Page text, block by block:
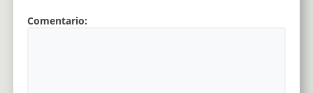
Comentario: